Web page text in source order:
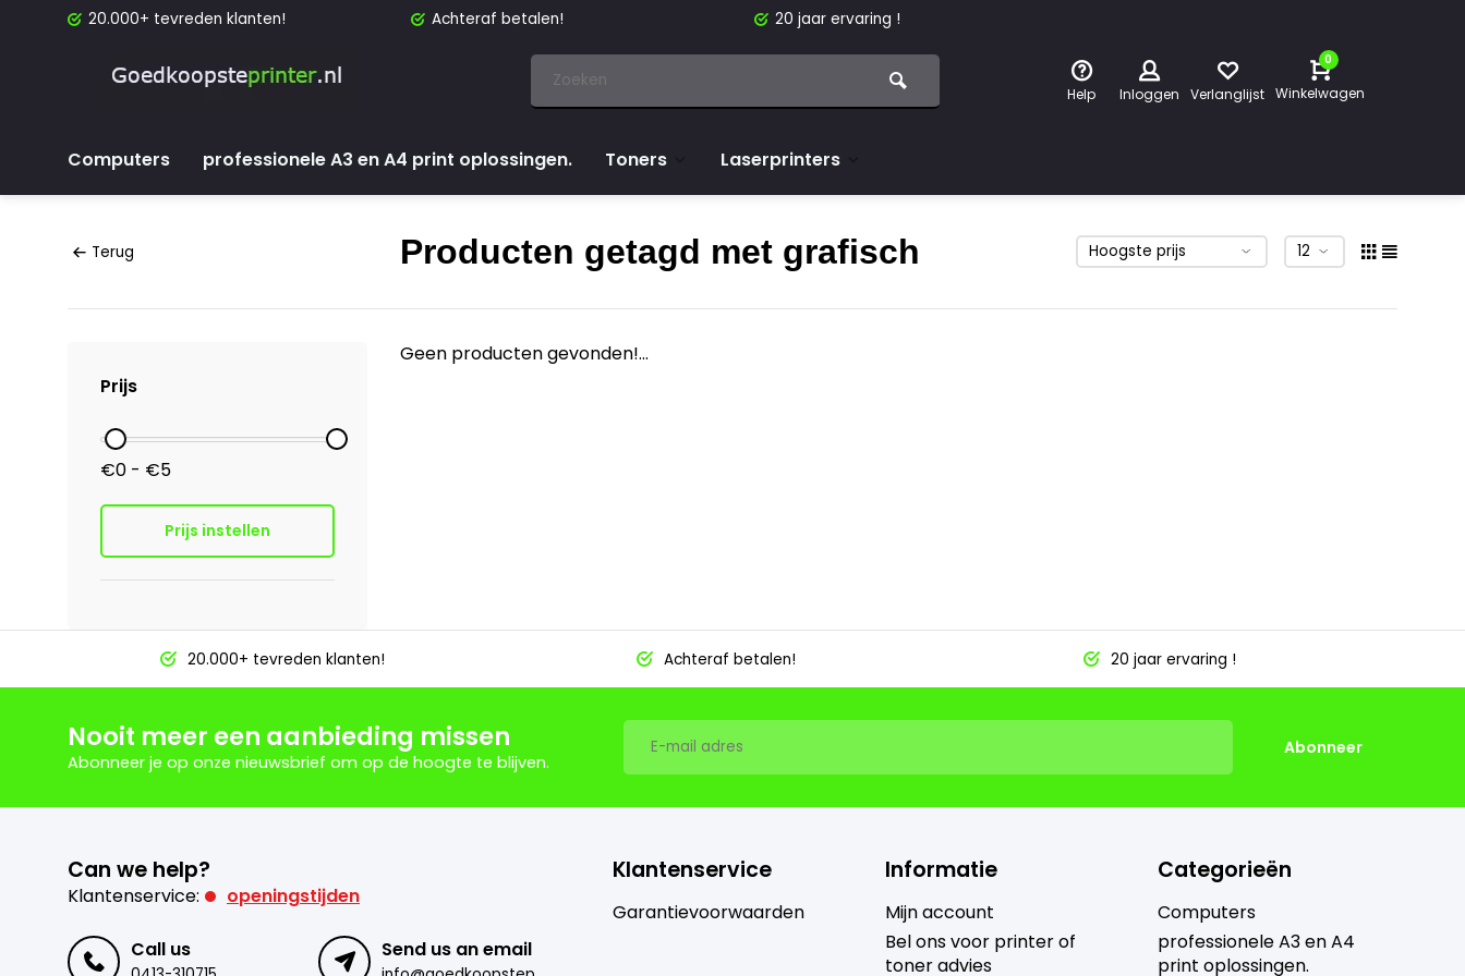
20.000+ tevreden klanten! Achteraf betalen! 20 jaar ervaring !
Help Inloggen Verlanglijst
0
Winkelwagen
Computers professionele A3 en A4 print oplossingen. Toners Laserprinters
Terug Producten getagd met grafisch
Prijs
€0 - €5
Prijs instellen
Geen producten gevonden!...
20.000+ tevreden klanten! Achteraf betalen! 20 jaar ervaring !
Nooit meer een aanbieding missen
Abonneer je op onze nieuwsbrief om op de hoogte te blijven.
Abonneer
Can we help?
Klantenservice: openingstijden
Call us
Send us an email
Klantenservice
Garantievoorwaarden
Informatie
Mijn account
Bel ons voor printer of
toner advies
Categorieën
Computers
professionele A3 en A4
print oplossingen.